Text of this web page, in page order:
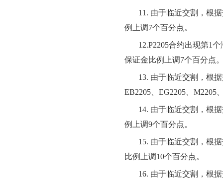
11 . 由于临近交割，根
例上调7个百分点。
12.P2205合约出现第1个
保证金比例上调7个百分点
13. 由于临近交割，根
EB2205 EG2205 M2205
14. 由于临近交割，根
例上调9个百分点。
1 5. 由于临近交割，根
比例上调10个百分点。
16. 由于临近交割，根